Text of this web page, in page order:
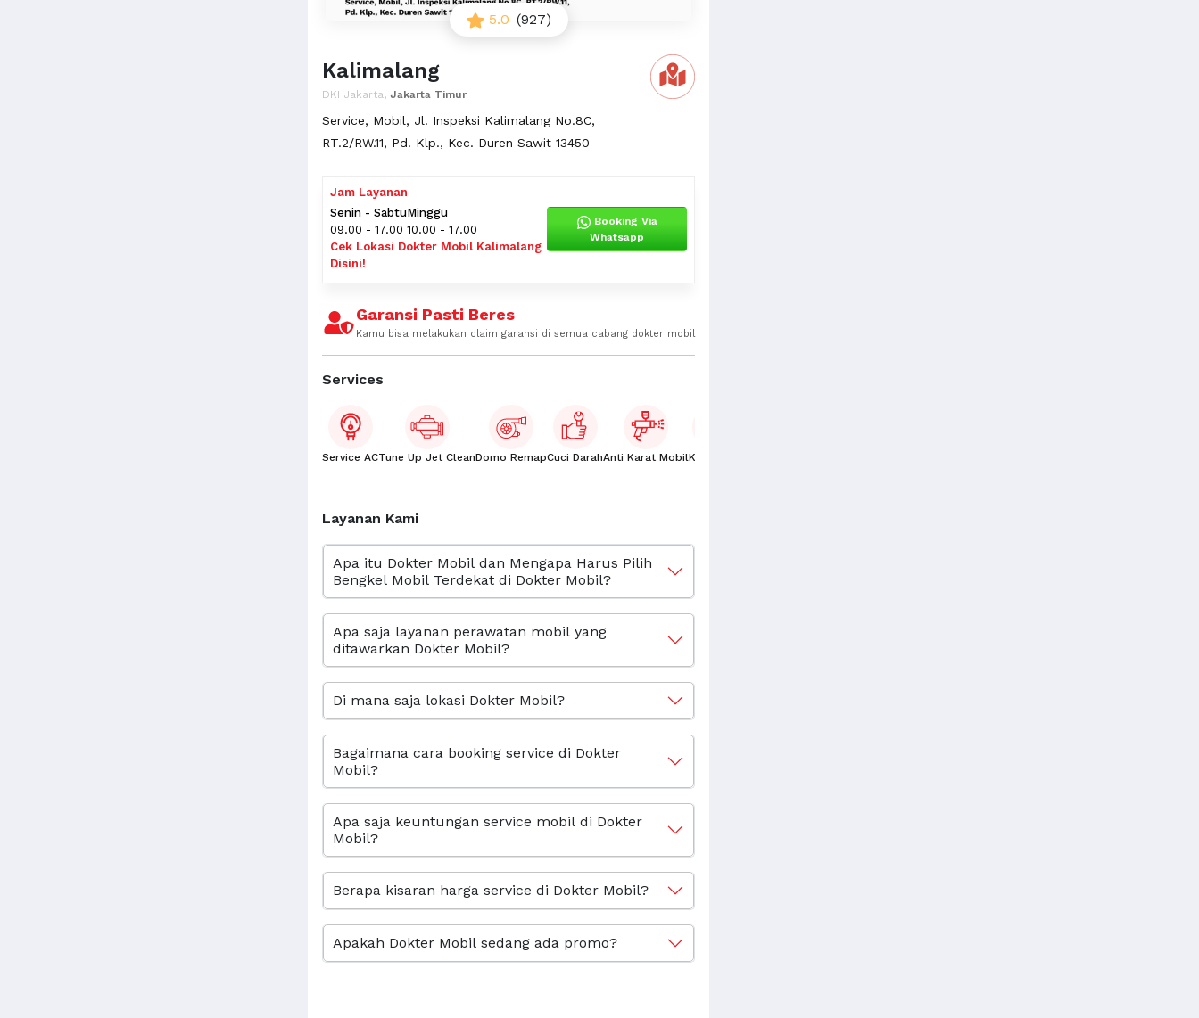
5.0 (927)
Kalimalang
DKI Jakarta, Jakarta Timur
Service, Mobil, Jl. Inspeksi Kalimalang No.8C,
RT.2/RW.11, Pd. Klp., Kec. Duren Sawit 13450
Jam Layanan
Senin - Sabtu
09.00 - 17.00
Minggu
10.00 - 17.00
Cek Lokasi Dokter Mobil Kalimalang
Disini!
Booking Via
Whatsapp
Garansi Pasti Beres
Kamu bisa melakukan claim garansi di semua cabang dokter mobil
Services
Service ACTune Up Jet CleanDomo RemapCuci DarahAnti Karat MobilKaca Film
Layanan Kami
Apa itu Dokter Mobil dan Mengapa Harus Pilih
Bengkel Mobil Terdekat di Dokter Mobil?
Apa saja layanan perawatan mobil yang
ditawarkan Dokter Mobil?
Di mana saja lokasi Dokter Mobil?
Bagaimana cara booking service di Dokter
Mobil?
Apa saja keuntungan service mobil di Dokter
Mobil?
Berapa kisaran harga service di Dokter Mobil?
Apakah Dokter Mobil sedang ada promo?